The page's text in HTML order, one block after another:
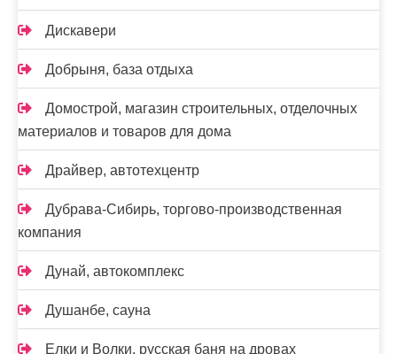
Дискавери
Добрыня, база отдыха
Домострой, магазин строительных, отделочных
материалов и товаров для дома
Драйвер, автотехцентр
Дубрава-Сибирь, торгово-производственная
компания
Дунай, автокомплекс
Душанбе, сауна
Елки и Волки, русская баня на дровах